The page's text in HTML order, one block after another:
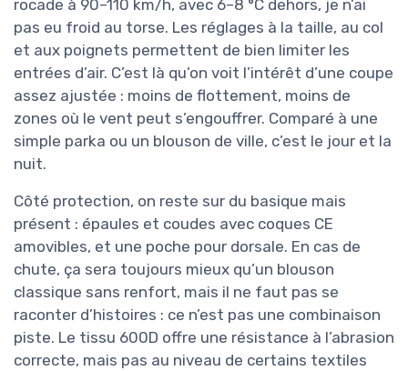
rocade à 90–110 km/h, avec 6–8 °C dehors, je n’ai
pas eu froid au torse. Les réglages à la taille, au col
et aux poignets permettent de bien limiter les
entrées d’air. C’est là qu’on voit l’intérêt d’une coupe
assez ajustée : moins de flottement, moins de
zones où le vent peut s’engouffrer. Comparé à une
simple parka ou un blouson de ville, c’est le jour et la
nuit.
Côté protection, on reste sur du basique mais
présent : épaules et coudes avec coques CE
amovibles, et une poche pour dorsale. En cas de
chute, ça sera toujours mieux qu’un blouson
classique sans renfort, mais il ne faut pas se
raconter d’histoires : ce n’est pas une combinaison
piste. Le tissu 600D offre une résistance à l’abrasion
correcte, mais pas au niveau de certains textiles